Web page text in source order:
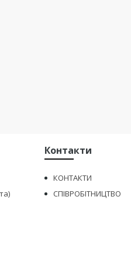
Контакти
КОНТАКТИ
СПІВРОБІТНИЦТВО